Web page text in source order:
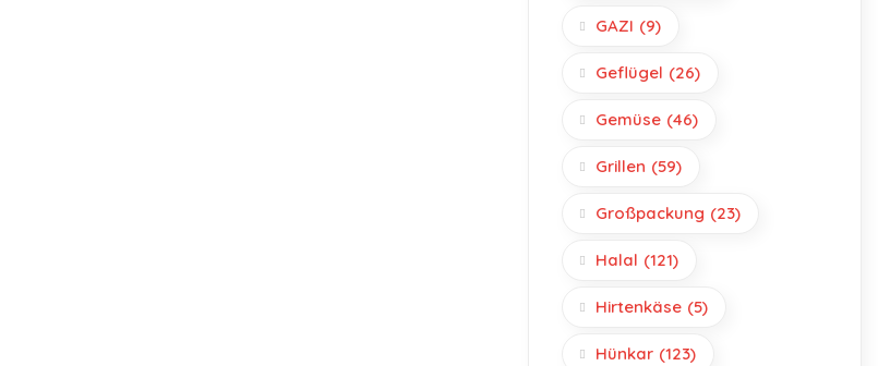
GAZI (9)
Geflügel (26)
Gemüse (46)
Grillen (59)
Großpackung (23)
Halal (121)
Hirtenkäse (5)
Hünkar (123)